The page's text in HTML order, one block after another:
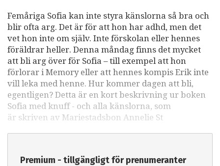
Femåriga Sofia kan inte styra känslorna så bra och
blir ofta arg. Det är för att hon har adhd, men det
vet hon inte om själv. Inte förskolan eller hennes
föräldrar heller. Denna måndag finns det mycket
att bli arg över för Sofia – till exempel att hon
förlorar i Memory eller att hennes kompis Erik inte
vill leka med henne. Hur kommer dagen att bli,
egentligen? Detta är en kort beskrivning ur boken
Sofia med knuff - och alla känslorna, som
är skriven av Mariestadsbon Annelie St
Premium - tillgängligt för prenumeranter